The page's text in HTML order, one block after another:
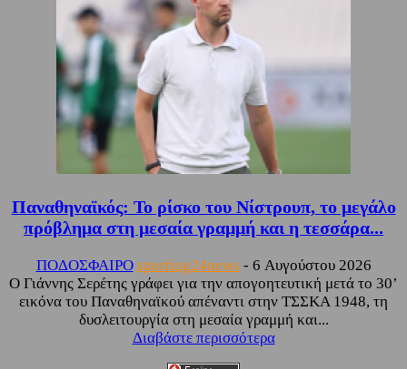
Παναθηναϊκός: Το ρίσκο του Νίστρουπ, το μεγάλο
πρόβλημα στη μεσαία γραμμή και η τεσσάρα...
ΠΟΔΟΣΦΑΙΡΟ sporting24news - 6 Αυγούστου 2026
Ο Γιάννης Σερέτης γράφει για την απογοητευτική μετά το 30’
εικόνα του Παναθηναϊκού απέναντι στην ΤΣΣΚΑ 1948, τη
δυσλειτουργία στη μεσαία γραμμή και...
Διαβάστε περισσότερα